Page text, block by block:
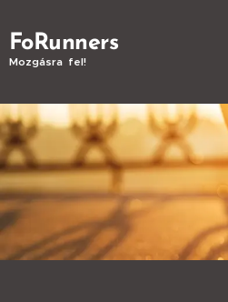
FoRunners
Mozgásra fel!